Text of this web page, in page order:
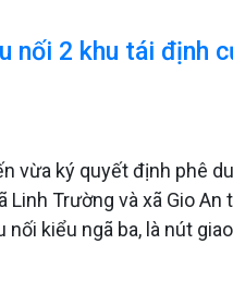
nối 2 khu tái định
vừa ký quyết định phê
Trường và xã Gio
kiểu ngã ba, là nút